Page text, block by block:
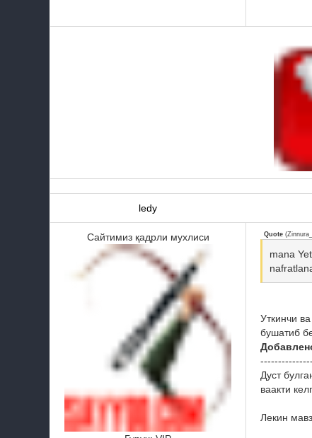
ledy
Сайтимиз қадрли мухлиси Quote (
mana
Уткинчи
бушатиб
Дуст
ваакти
Лекин